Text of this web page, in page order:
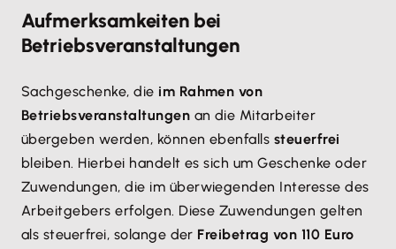
Aufmerksamkeiten bei
Betriebsveranstaltungen
Sachgeschenke, die im Rahmen von
Betriebsveranstaltungen an die Mitarbeiter
übergeben werden, können ebenfalls steuerfrei
bleiben. Hierbei handelt es sich um Geschenke oder
Zuwendungen, die im überwiegenden Interesse des
Arbeitgebers erfolgen. Diese Zuwendungen gelten
als steuerfrei, solange der Freibetrag von 110 Euro